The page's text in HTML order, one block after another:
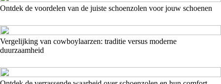
Ontdek de voordelen van de juiste schoenzolen voor jouw schoenen
Vergelijking van cowboylaarzen: traditie versus moderne
duurzaamheid